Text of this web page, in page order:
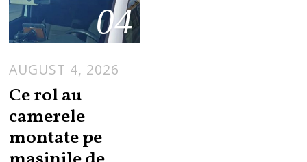
04
AUGUST 4, 2026
Ce rol au
camerele
montate pe